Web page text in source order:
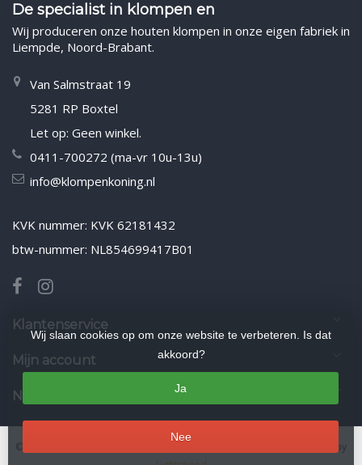
De specialist in klompen en
Wij produceren onze houten klompen in onze eigen fabriek in
Liempde, Noord-Brabant.
Van Salmstraat 19
5281 RP Boxtel
Let op: Geen winkel.
0411-700272 (ma-vr 10u-13u)
info@klompenkoning.nl
KVK nummer: KVK 62181432
btw-nummer: NL854699417B01
Klantenservice
Mijn account
Nieuwsbrief
Wij slaan cookies op om onze website te verbeteren. Is dat
akkoord?
Ja
Nee
© Copyright 2026 Klompenkoning.nl
- Powered by